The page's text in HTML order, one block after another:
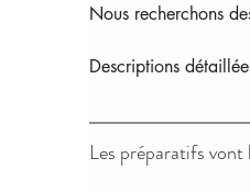
Nous recherchons
Descriptions
Les préparatifs